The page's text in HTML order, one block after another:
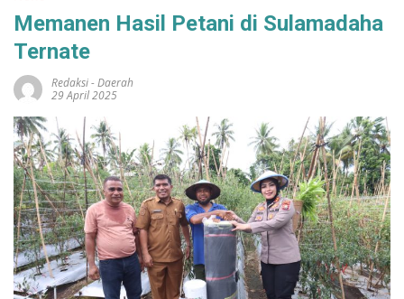
Memanen Hasil Petani di Sulamadaha
Ternate
Redaksi-Daerah
29 April 2025